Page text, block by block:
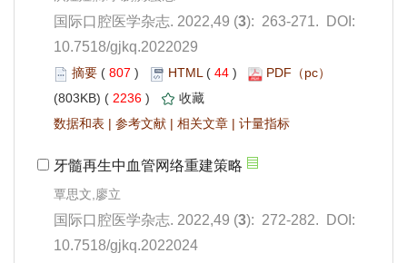
): 263-271. DOI:
10.7518/gjkq.2022029
807 ) 44 )
2236 )
|
| |
): 272-282. DOI:
10.7518/gjkq.2022024